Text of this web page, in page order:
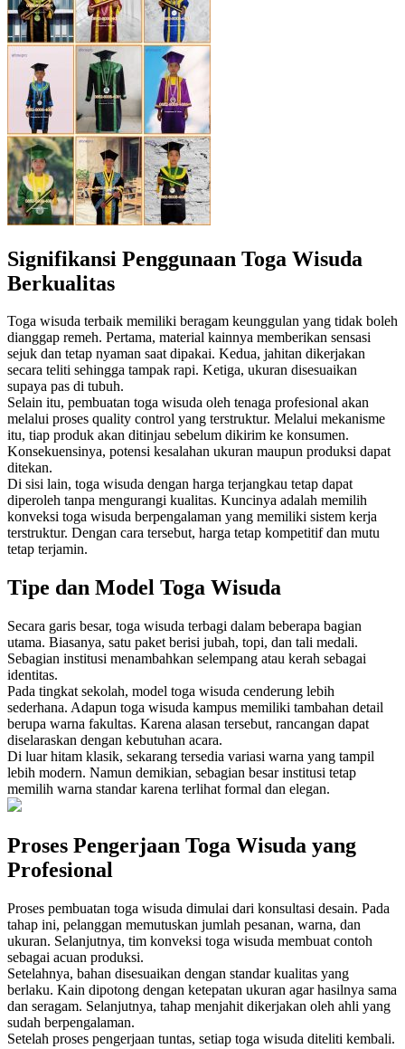
Signifikansi Penggunaan Toga Wisuda
Berkualitas
Toga wisuda terbaik memiliki beragam keunggulan yang tidak boleh
dianggap remeh. Pertama, material kainnya memberikan sensasi
sejuk dan tetap nyaman saat dipakai. Kedua, jahitan dikerjakan
secara teliti sehingga tampak rapi. Ketiga, ukuran disesuaikan
supaya pas di tubuh.
Selain itu, pembuatan toga wisuda oleh tenaga profesional akan
melalui proses quality control yang terstruktur. Melalui mekanisme
itu, tiap produk akan ditinjau sebelum dikirim ke konsumen.
Konsekuensinya, potensi kesalahan ukuran maupun produksi dapat
ditekan.
Di sisi lain, toga wisuda dengan harga terjangkau tetap dapat
diperoleh tanpa mengurangi kualitas. Kuncinya adalah memilih
konveksi toga wisuda berpengalaman yang memiliki sistem kerja
terstruktur. Dengan cara tersebut, harga tetap kompetitif dan mutu
tetap terjamin.
Tipe dan Model Toga Wisuda
Secara garis besar, toga wisuda terbagi dalam beberapa bagian
utama. Biasanya, satu paket berisi jubah, topi, dan tali medali.
Sebagian institusi menambahkan selempang atau kerah sebagai
identitas.
Pada tingkat sekolah, model toga wisuda cenderung lebih
sederhana. Adapun toga wisuda kampus memiliki tambahan detail
berupa warna fakultas. Karena alasan tersebut, rancangan dapat
diselaraskan dengan kebutuhan acara.
Di luar hitam klasik, sekarang tersedia variasi warna yang tampil
lebih modern. Namun demikian, sebagian besar institusi tetap
memilih warna standar karena terlihat formal dan elegan.
Proses Pengerjaan Toga Wisuda yang
Profesional
Proses pembuatan toga wisuda dimulai dari konsultasi desain. Pada
tahap ini, pelanggan memutuskan jumlah pesanan, warna, dan
ukuran. Selanjutnya, tim konveksi toga wisuda membuat contoh
sebagai acuan produksi.
Setelahnya, bahan disesuaikan dengan standar kualitas yang
berlaku. Kain dipotong dengan ketepatan ukuran agar hasilnya sama
dan seragam. Selanjutnya, tahap menjahit dikerjakan oleh ahli yang
sudah berpengalaman.
Setelah proses pengerjaan tuntas, setiap toga wisuda diteliti kembali.